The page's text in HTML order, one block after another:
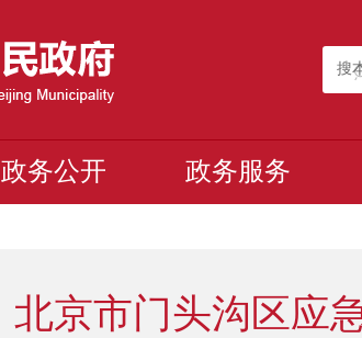
搜
政务公开 政务服务
北京市门头沟区应